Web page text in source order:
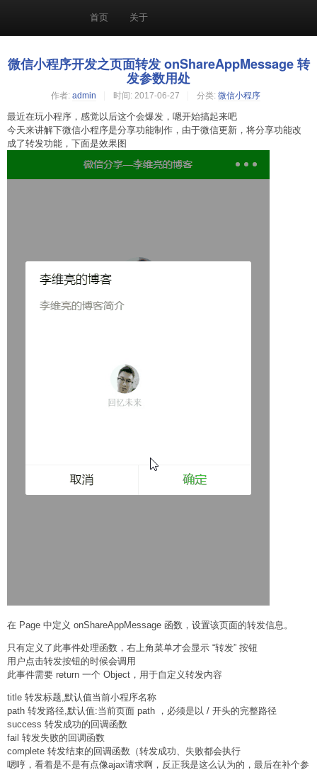
首页 关于
微信小程序开发之页面转发 onShareAppMessage 转
发参数用处
作者: admin 时间: 2017-06-27 分类: 微信小程序
最近在玩小程序，感觉以后这个会爆发，嗯开始搞起来吧
今天来讲解下微信小程序是分享功能制作，由于微信更新，将分享功能改
成了转发功能，下面是效果图
在 Page 中定义 onShareAppMessage 函数，设置该页面的转发信息。
只有定义了此事件处理函数，右上角菜单才会显示 “转发” 按钮
用户点击转发按钮的时候会调用
此事件需要 return 一个 Object，用于自定义转发内容
title 转发标题,默认值当前小程序名称
path 转发路径,默认值:当前页面 path ，必须是以 / 开头的完整路径
success 转发成功的回调函数
fail 转发失败的回调函数
complete 转发结束的回调函数（转发成功、失败都会执行
嗯哼，看着是不是有点像ajax请求啊，反正我是这么认为的，最后在补个参